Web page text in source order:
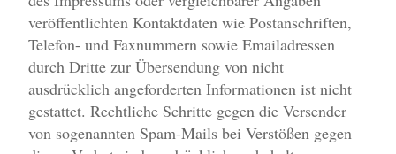
veröffentlichten Kontaktdaten wie Postanschriften,
Telefon- und Faxnummern sowie Emailadressen
durch Dritte zur Übersendung von nicht
ausdrücklich angeforderten Informationen ist nicht
gestattet. Rechtliche Schritte gegen die Versender
von sogenannten Spam-Mails bei Verstößen gegen